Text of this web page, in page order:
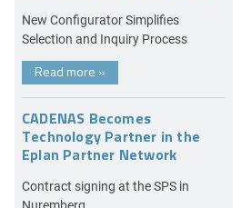
New Configurator Simplifies
Selection and Inquiry Process
Read more »
CADENAS Becomes
Technology Partner in the
Eplan Partner Network
Contract signing at the SPS in